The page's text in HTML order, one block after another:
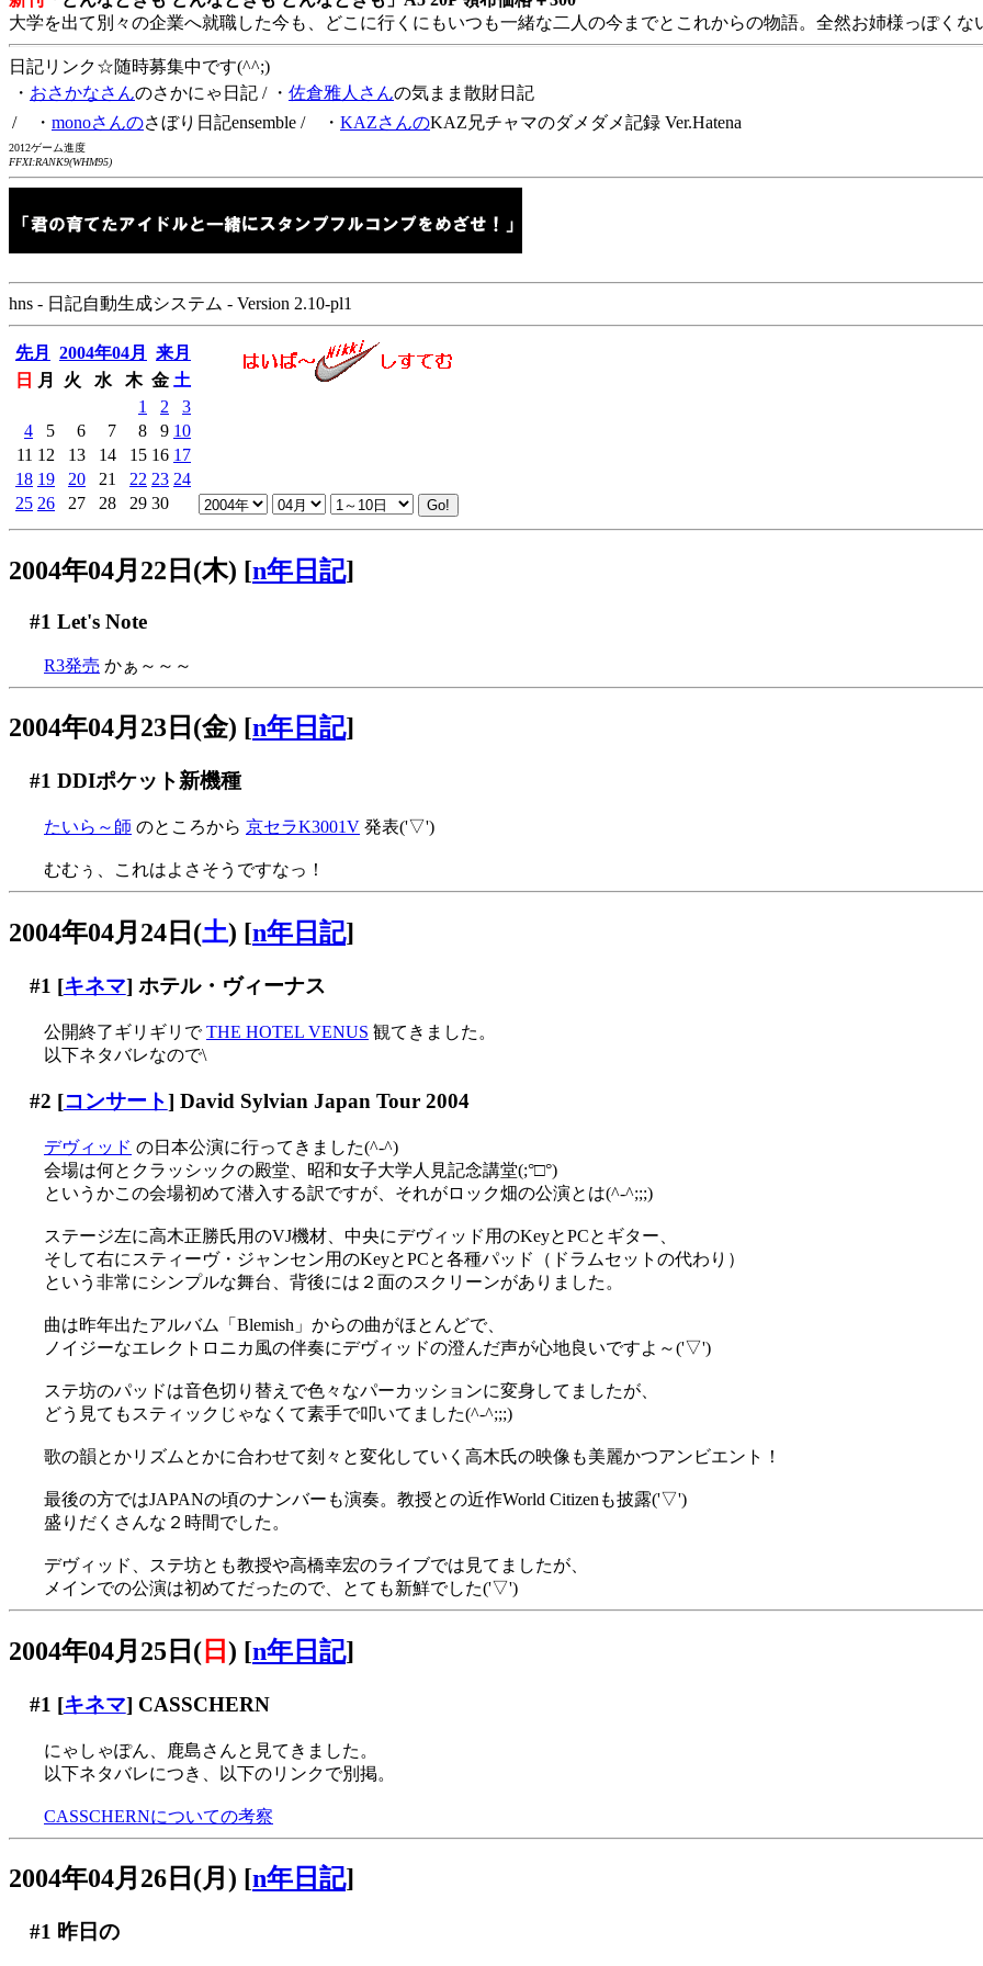
大学を出て別々の企業へ就職した今も、どこに行くにもいつも一緒な二人の今までとこれからの物語。全然お姉様っぽくな
日記リンク☆随時募集中です(^^;)
・ おさかなさんのさかにゃ日記 / ・ 佐倉雅人さんの気まま散財日記
/ ・ monoさんのさぼり日記ensemble / ・ KAZさんのKAZ兄チャマのダメダメ記録 Ver.Hatena
2012ゲーム進度
FFXI:RANK9(WHM95)
hns - 日記自動生成システム - Version 2.10-pl1
先月 2004年04月
来月
日
月 火 水 木 金 土
1
2
3
4
5 6 7 8 9 10
11 12 13 14 15 16 17
18 19 20 21 22 23 24
25 26 27 28 29 30
2004年04月22日(木) [n年日記]
#1 Let's Note
R3発売 かぁ～～～
2004年04月23日(金) [n年日記]
#1 DDIポケット新機種
たいら～師 のところから 京セラK3001V 発表('▽')
むむぅ、これはよさそうですなっ！
2004年04月24日(土) [n年日記]
#1 [キネマ] ホテル・ヴィーナス
公開終了ギリギリでTHE HOTEL VENUS 観てきました。
以下ネタバレなので\
#2 [コンサート] David Sylvian Japan Tour 2004
デヴィッド の日本公演に行ってきました(^-^)
会場は何とクラッシックの殿堂、昭和女子大学人見記念講堂(;°□°)
というかこの会場初めて潜入する訳ですが、それがロック畑の公演とは(^-^;;;)
ステージ左に高木正勝氏用のVJ機材、中央にデヴィッド用のKeyとPCとギター、
そして右にスティーヴ・ジャンセン用のKeyとPCと各種パッド（ドラムセットの代わり）
という非常にシンプルな舞台、背後には２面のスクリーンがありました。
曲は昨年出たアルバム「Blemish」からの曲がほとんどで、
ノイジーなエレクトロニカ風の伴奏にデヴィッドの澄んだ声が心地良いですよ～('▽')
ステ坊のパッドは音色切り替えで色々なパーカッションに変身してましたが、
どう見てもスティックじゃなくて素手で叩いてました(^-^;;;)
歌の韻とかリズムとかに合わせて刻々と変化していく高木氏の映像も美麗かつアンビエント！
最後の方ではJAPANの頃のナンバーも演奏。教授との近作World Citizenも披露('▽')
盛りだくさんな２時間でした。
デヴィッド、ステ坊とも教授や高橋幸宏のライブでは見てましたが、
メインでの公演は初めてだったので、とても新鮮でした('▽')
2004年04月25日( 日 ) [n年日記]
#1 [キネマ] CASSCHERN
にゃしゃぽん、鹿島さんと見てきました。
以下ネタバレにつき、以下のリンクで別掲。
CASSCHERNについての考察
2004年04月26日(月) [n年日記]
#1 昨日の